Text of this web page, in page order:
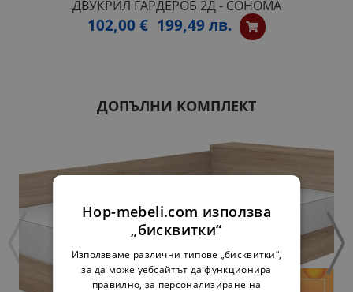
ДВУКРИЛ ГАРДЕРОБ 2Д - СОНОМА
102,00 € 199,49 лв.
ДОПЪЛНИ КОМПЛЕКТ
Hop-mebeli.com използва
„бисквитки“
Използваме различни типове „бисквитки“,
за да може уебсайтът да функционира
правилно, за персонализиране на